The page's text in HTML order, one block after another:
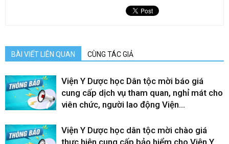
BÀI VIẾT LIÊN QUAN CÙNG TÁC GIẢ
Viện Y Dược học Dân tộc mời báo giá
cung cấp dịch vụ tham quan, nghỉ mát cho
viên chức, người lao động Viện...
Viện Y Dược học dân tộc mời chào giá
thực hiện cung cấp bảo hiểm cho Viện Y